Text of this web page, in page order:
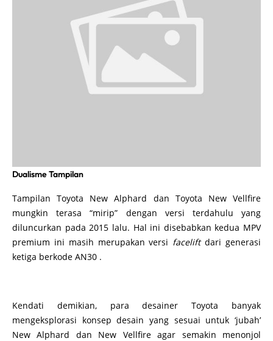
Dualisme Tampilan
Tampilan Toyota New Alphard dan Toyota New Vellfire
mungkin terasa “mirip” dengan versi terdahulu yang
diluncurkan pada 2015 lalu. Hal ini disebabkan kedua MPV
premium ini masih merupakan versi faceliftdari generasi
ketiga berkode AN30 .
Kendati demikian, para desainer Toyota banyak
mengeksplorasi konsep desain yang sesuai untuk ‘jubah’
New Alphard dan New Vellfire agar semakin menonjol